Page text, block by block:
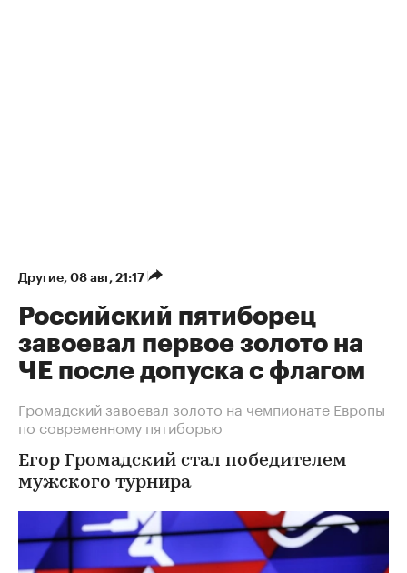
Другие⁠, 08 авг, 21:17
Российский пятиборец
завоевал первое золото на
ЧЕ после допуска с флагом
Громадский завоевал золото на чемпионате Европы
по современному пятиборью
Егор Громадский стал победителем
мужского турнира